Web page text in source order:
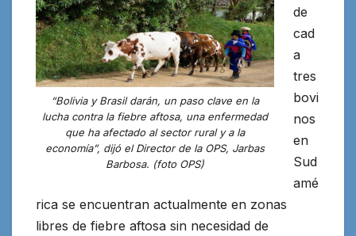
“Bolivia y Brasil darán, un paso clave en la
lucha contra la fiebre aftosa, una enfermedad
que ha afectado al sector rural y a la
economía”, dijó el Director de la OPS, Jarbas
Barbosa. (foto OPS)
de
cad
a
tres
bovi
nos
en
Sud
amé
rica se encuentran actualmente en zonas
libres de fiebre aftosa sin necesidad de